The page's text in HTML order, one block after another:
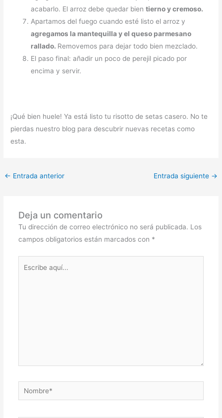
acabarlo. El arroz debe quedar bientierno y cremoso.
Apartamos del fuego cuando esté listo el arroz y
agregamos la mantequilla y el queso parmesano
rallado. Removemos para dejar todo bien mezclado.
El paso final: añadir un poco de perejil picado por
encima y servir.
¡Qué bien huele! Ya está listo tu risotto de setas casero. No te
pierdas nuestro blog para descubrir nuevas recetas como
esta.
← Entrada anterior Entrada siguiente →
Deja un comentario
Tu dirección de correo electrónico no será publicada. Los
campos obligatorios están marcados con *
Nombre*